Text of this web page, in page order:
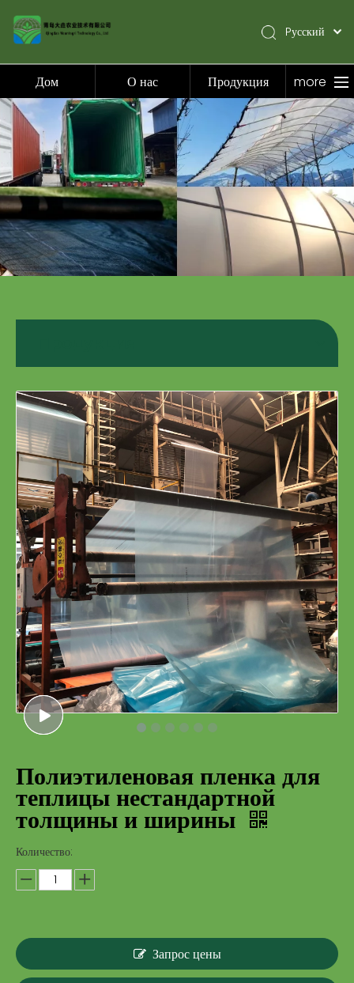
Дом
О нас
Продукция
Приложение
Видео
Новости
Pусский
简体中文
Español
Дом О нас Продукция more
Полиэтиленовая пленка для
теплицы нестандартной
толщины и ширины
Количество:
Запрос цены